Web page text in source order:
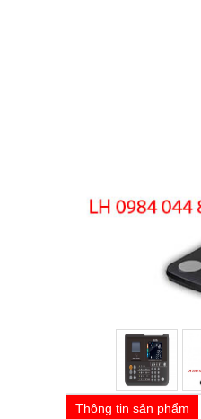
Thông tin sản phẩm